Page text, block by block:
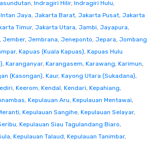
, Indragiri Hilir, Indragiri Hulu,
Intan Jaya, Jakarta Barat, Jakarta Pusat, Jakarta
Timur, Jakarta Utara, Jambi, Jayapura,
, Jember, Jembrana, Jeneponto, Jepara, Jombang
, Kapuas (Kuala Kapuas), Kapuas Hulu
, Karanganyar, Karangasem, Karawang, Karimun,
(Kasongan), Kaur, Kayong Utara (Sukadana),
, Keerom, Kendal, Kendari, Kepahiang,
, Kepulauan Aru, Kepulauan Mentawai,
, Kepulauan Sangihe, Kepulauan Selayar,
, Kepulauan Siau Tagulandang Biaro,
, Kepulauan Talaud, Kepulauan Tanimbar,